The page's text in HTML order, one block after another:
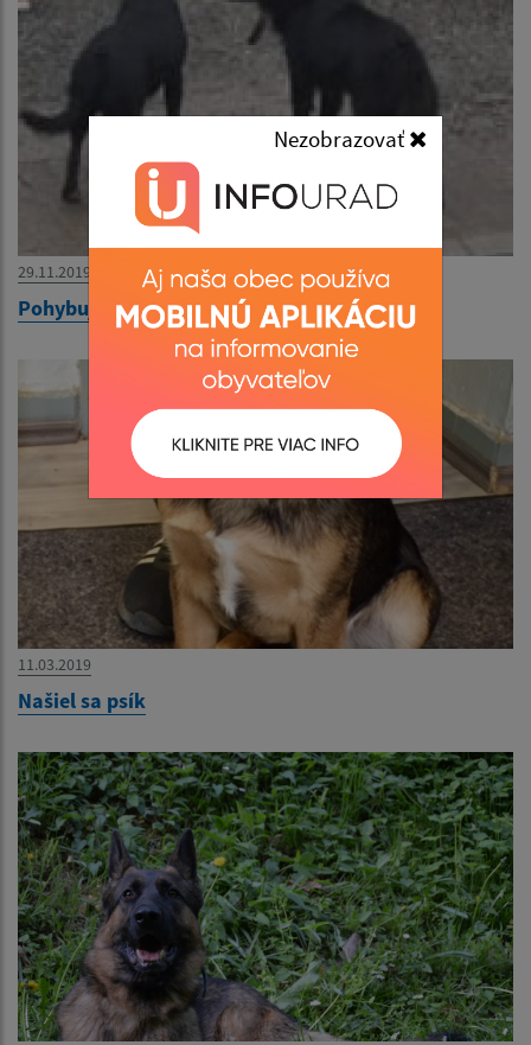
Nezobrazovať
29.11.2019
Pohybujúce sa psy v obci Obišovce.
11.03.2019
Našiel sa psík